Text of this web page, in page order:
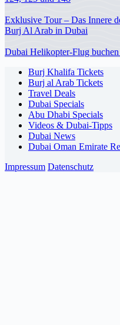
Exklusive Tour – Das Innere
Burj Al Arab in Dubai
Dubai Helikopter-Flug
Burj Khalifa Tickets
Burj al Arab Tickets
Travel Deals
Dubai Specials
Abu Dhabi Specials
Videos & Dubai-Tipps
Dubai News
Dubai Oman Emirate
Impressum Datenschutz